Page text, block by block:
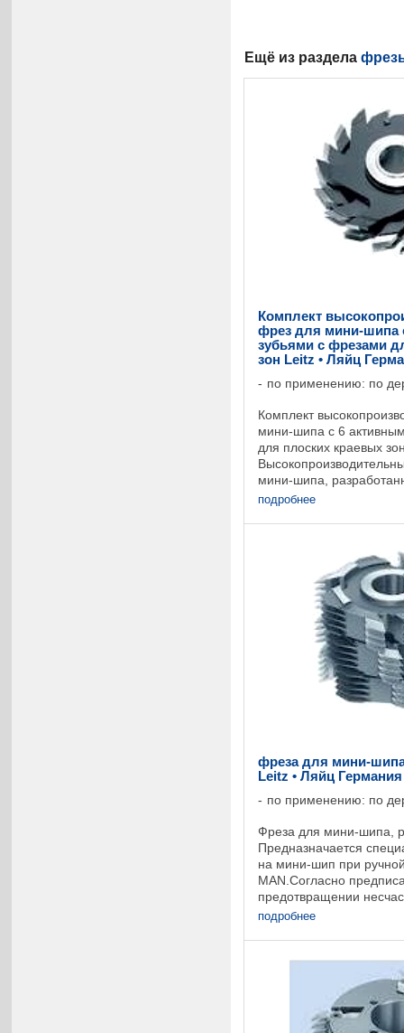
Ещё из раздела
Комплект
фрез для мини-шипа
зубьями с фрезами
зон Leitz • Ляйц
по применению: по
Комплект
мини-шипа с 6
для плоских краевых
мини-шипа,
обработки профиля
подробнее
фреза для мини-
Leitz • Ляйц Германия
по применению: по
Фреза для мини-шипа,
Предназначается
на мини-шип при
MAN.Согласно
предотвращении
разрешается
подробнее